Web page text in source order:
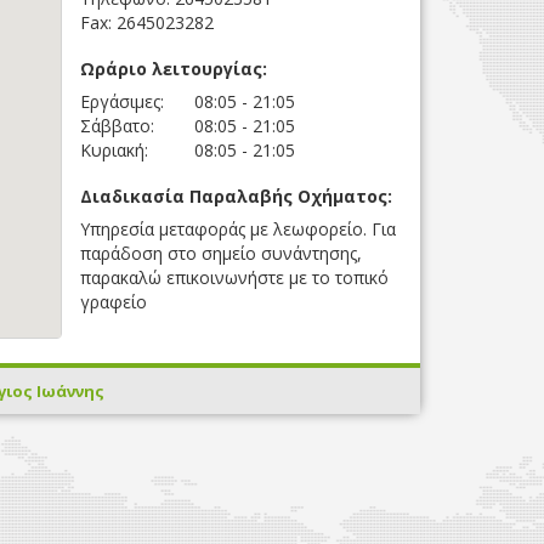
Fax: 2645023282
Ωράριο λειτουργίας:
Εργάσιμες:
08:05 - 21:05
Σάββατο:
08:05 - 21:05
Κυριακή:
08:05 - 21:05
Διαδικασία Παραλαβής Οχήματος:
Υπηρεσία μεταφοράς με λεωφορείο. Για
παράδοση στο σημείο συνάντησης,
παρακαλώ επικοινωνήστε με το τοπικό
γραφείο
Ιωάννης